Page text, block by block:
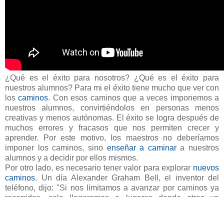
¿Qué es el éxito para nosotros? ¿Qué es el éxito para
nuestros alumnos? Para mi el éxito tiene mucho que ver con
loscaminos. Con esos caminos que a veces imponemos a
nuestros alumnos, convirtiéndolos en personas menos
creativas y menos autónomas. El éxito se logra después de
muchos errores y fracasos que nos permiten crecer y
aprender. Por este motivo, los maestros no deberíamos
imponer los caminos, sino enseñar a caminara nuestros
alumnos y a decidir por ellos mismos.
Por otro lado, es necesario tener valor para explorar nuevos
caminos. Un día Alexander Graham Bell, el inventor del
teléfono, dijo: "Si nos limitamos a avanzar por caminos ya